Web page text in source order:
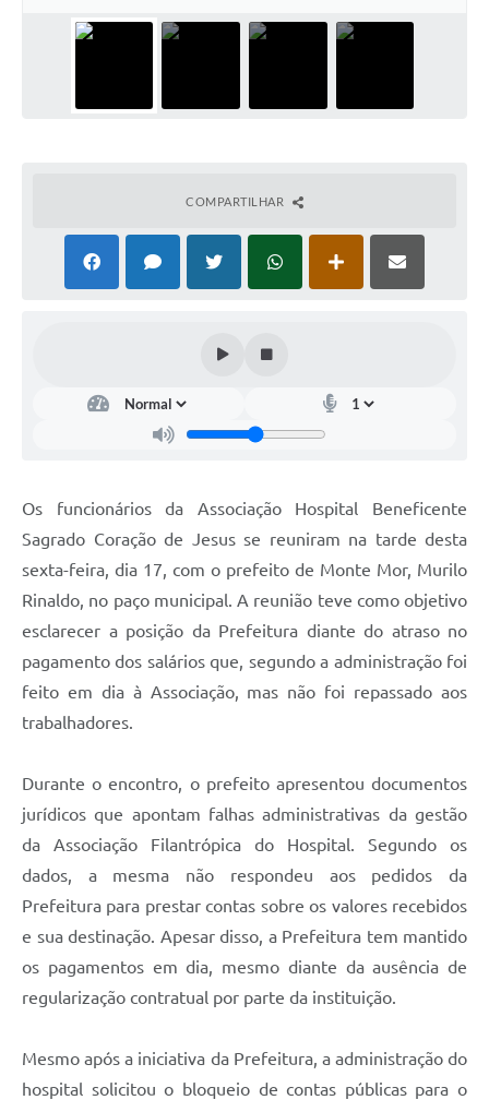
COMPARTILHAR
Os funcionários da Associação Hospital Beneficente
Sagrado Coração de Jesus se reuniram na tarde desta
sexta-feira, dia 17, com o prefeito de Monte Mor, Murilo
Rinaldo, no paço municipal. A reunião teve como objetivo
esclarecer a posição da Prefeitura diante do atraso no
pagamento dos salários que, segundo a administração foi
feito em dia à Associação, mas não foi repassado aos
trabalhadores.
Durante o encontro, o prefeito apresentou documentos
jurídicos que apontam falhas administrativas da gestão
da Associação Filantrópica do Hospital. Segundo os
dados, a mesma não respondeu aos pedidos da
Prefeitura para prestar contas sobre os valores recebidos
e sua destinação. Apesar disso, a Prefeitura tem mantido
os pagamentos em dia, mesmo diante da ausência de
regularização contratual por parte da instituição.
Mesmo após a iniciativa da Prefeitura, a administração do
hospital solicitou o bloqueio de contas públicas para o